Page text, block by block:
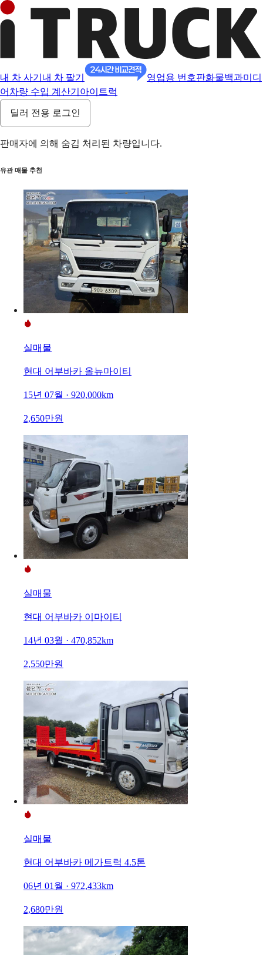
내 차 사기 내 차 팔기 영업용 번호판화물백과미디
어 차량 수입 계산기 아이트럭
딜러 전용 로그인
판매자에 의해 숨김 처리된 차량입니다.
유관 매물 추천
실매물
현대 어부바카 올뉴마이티
15년 07월 · 920,000km
2,650만원
실매물
현대 어부바카 이마이티
14년 03월 · 470,852km
2,550만원
실매물
현대 어부바카 메가트럭 4.5톤
06년 01월 · 972,433km
2,680만원